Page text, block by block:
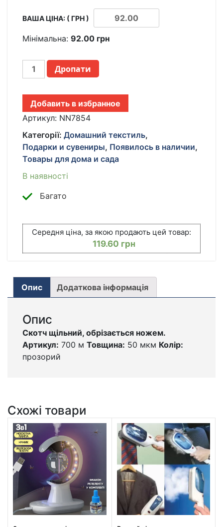
ВАША ЦІНА: ( ГРН )
Мінімальна: 92.00 грн
ПРОЗРАЧНЫЙ
УПАКОВОЧНЫЙ
700
МЕТРОВ
КІЛЬКІСТЬ
Дропати
Добавить в избранное
Артикул: NN7854
Категорії: Домашний текстиль,
Подарки и сувениры, Появилось в наличии,
Товары для дома и сада
В наявності
Багато
Середня ціна, за якою продають цей товар:
119.60 грн
Опис Додаткова інформація
Опис
Скотч щільний, обрізається ножем.
Артикул: 700 м Товщина: 50 мкм Колір:
прозорий
Схожі товари